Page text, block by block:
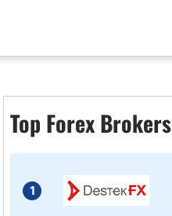
Top Forex Brokers
1